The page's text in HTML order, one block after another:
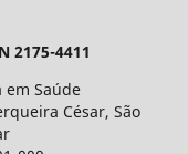
2175-4411
Saúde
César, São